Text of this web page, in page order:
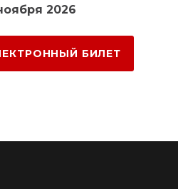
2026
БИЛЕТ